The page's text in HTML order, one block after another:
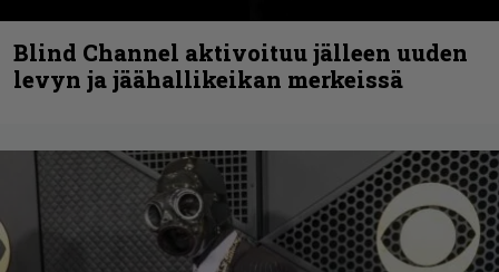
Blind Channel aktivoituu jälleen uuden
levyn ja jäähallikeikan merkeissä